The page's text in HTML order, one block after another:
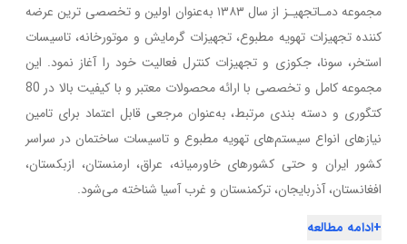
مجموعه دمـاتجهیـز از سال ۱۳۸۳ به‌عنوان اولین و تخصصی ترین عرضه
کننده تجهیزات تهویه مطبوع، تجهیزات گرمایش و موتورخانه، تاسیسات
استخر، سونا، جکوزی و تجهیزات کنترل فعالیت خود را آغاز نمود. این
مجموعه کامل و تخصصی با ارائه محصولات معتبر و با کیفیت بالا در 80
کتگوری و دسته بندی مرتبط، به‌عنوان مرجعی قابل اعتماد برای تامین
نیازهای انواع سیستم‌های تهویه مطبوع و تاسیسات ساختمان در سراسر
کشور ایران و حتی کشورهای خاورمیانه، عراق، ارمنستان، ازبکستان،
افغانستان، آذربایجان، ترکمنستان و غرب آسیا شناخته می‌شود.
+ادامه مطالعه